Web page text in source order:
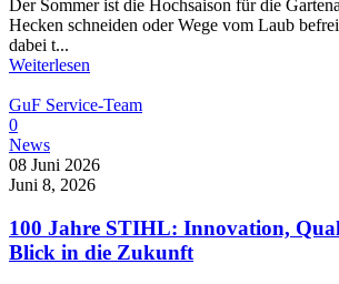
Der Sommer ist die Hochsaison für die
Hecken schneiden oder Wege vom Laub
dabei t...
Weiterlesen
GuF Service-Team
0
News
08 Juni 2026
Juni 8, 2026
100 Jahre STIHL: Innovation,
Blick in die Zukunft